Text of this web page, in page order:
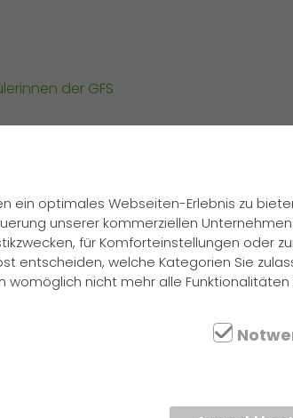
der GFS
ein optimales Webseiten-Erlebnis zu
unserer kommerziellen
für Komforteinstellungen oder
entscheiden, welche Kategorien Sie
womöglich nicht mehr alle